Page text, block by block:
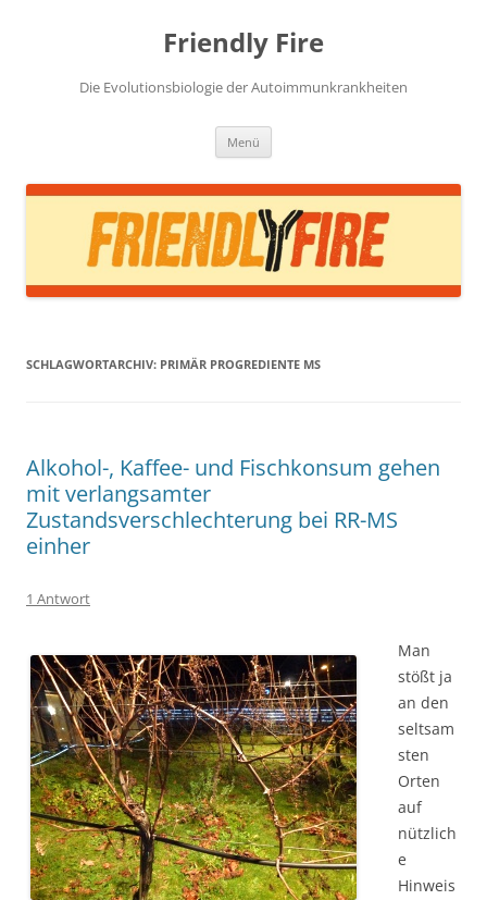
Friendly Fire
Die Evolutionsbiologie der Autoimmunkrankheiten
Menü
SCHLAGWORTARCHIV: PRIMÄR PROGREDIENTE MS
Alkohol-, Kaffee- und Fischkonsum gehen
mit verlangsamter
Zustandsverschlechterung bei RR-MS
einher
1 Antwort
Man
stößt ja
an den
seltsam
sten
Orten
auf
nützlich
e
Hinweis